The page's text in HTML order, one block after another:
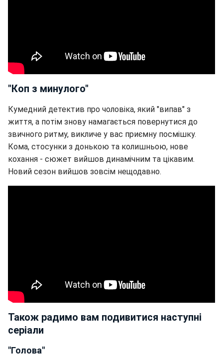
"Коп з минулого"
Кумедний детектив про чоловіка, який "випав" з
життя, а потім знову намагається повернутися до
звичного ритму, викличе у вас приємну посмішку.
Кома, стосунки з донькою та колишньою, нове
кохання - сюжет вийшов динамічним та цікавим.
Новий сезон вийшов зовсім нещодавно.
Також радимо вам подивитися наступні
серіали
"Голова"